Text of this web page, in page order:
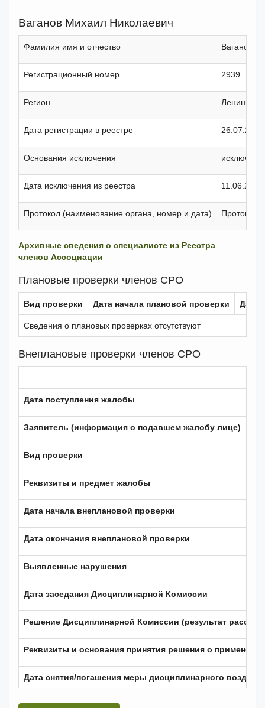
Ваганов Михаил Николаевич
Фамилия имя и отчество Ваганов
Регистрационный номер 2939
Регион
Дата регистрации в реестре 26.07.2022
Основания исключения
Дата исключения из реестра 11.06.2024
Протокол (наименование органа, номер и дата) Протокол
Архивные сведения о специалисте из Реестра
членов Ассоциации
Плановые проверки членов СРО
Вид проверки Дата начала плановой проверки Дата
Сведения о плановых проверках отсутствуют
Внеплановые проверки членов СРО
Дата поступления жалобы
Заявитель (информация о подавшем жалобу лице)
Вид проверки
Реквизиты и предмет жалобы
Дата начала внеплановой проверки
Дата окончания внеплановой проверки
Выявленные нарушения
Дата заседания Дисциплинарной Комиссии
Решение Дисциплинарной Комиссии (результат
Реквизиты и основания принятия решения о
Дата снятия/погашения меры дисциплинарного